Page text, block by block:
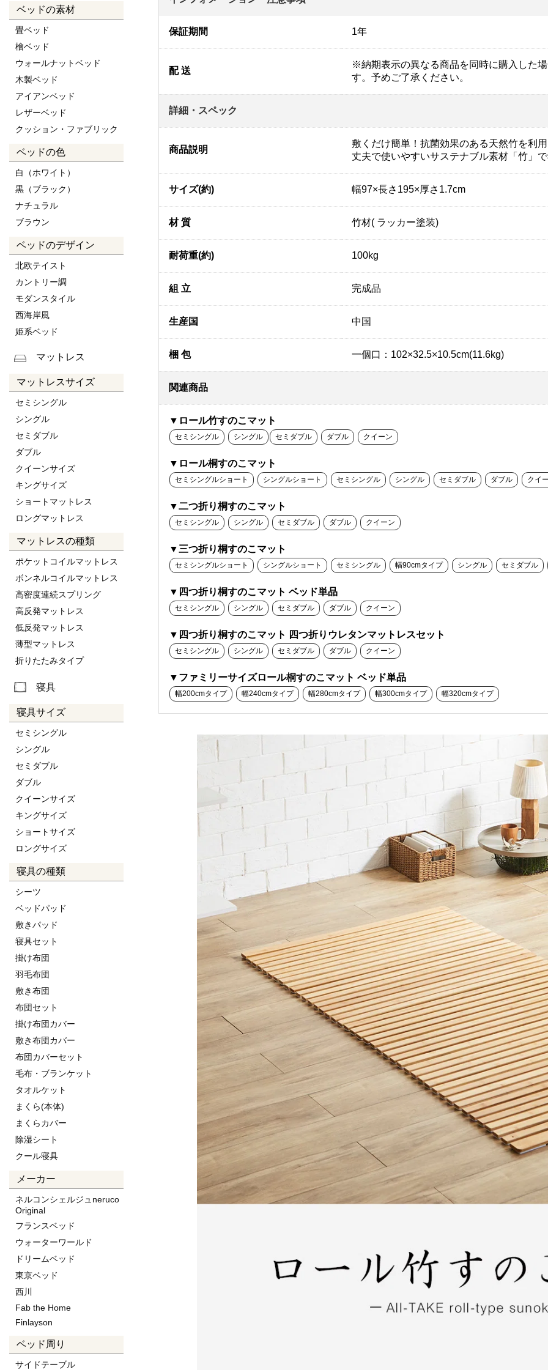
ベッドの素材
畳ベッド
檜ベッド
ウォールナットベッド
木製ベッド
アイアンベッド
レザーベッド
クッション・ファブリック
ベッドの色
白（ホワイト）
黒（ブラック）
ナチュラル
ブラウン
ベッドのデザイン
北欧テイスト
カントリー調
モダンスタイル
西海岸風
姫系ベッド
マットレス
マットレスサイズ
セミシングル
シングル
セミダブル
ダブル
クイーンサイズ
キングサイズ
ショートマットレス
ロングマットレス
マットレスの種類
ポケットコイルマットレス
ボンネルコイルマットレス
高密度連続スプリング
高反発マットレス
低反発マットレス
薄型マットレス
折りたたみタイプ
寝具
寝具サイズ
セミシングル
シングル
セミダブル
ダブル
クイーンサイズ
キングサイズ
ショートサイズ
ロングサイズ
寝具の種類
シーツ
ベッドパッド
敷きパッド
寝具セット
掛け布団
羽毛布団
敷き布団
布団セット
掛け布団カバー
敷き布団カバー
布団カバーセット
毛布・ブランケット
タオルケット
まくら(本体)
まくらカバー
除湿シート
クール寝具
メーカー
ネルコンシェルジュneruco
Original
フランスベッド
ウォーターワールド
ドリームベッド
東京ベッド
西川
Fab the Home
Finlayson
ベッド周り
サイドテーブル
保証期間 1年
配 送
※納期表示の異なる商品を同時に購入した
す。予めご了承ください。
詳細・スペック
商品説明
敷くだけ簡単！抗菌効果のある天然竹を利
丈夫で使いやすいサステナブル素材「竹」
サイズ(約) 幅97×長さ195×厚さ1.7cm
材 質 竹材( ラッカー塗装)
耐荷重(約) 100kg
組 立 完成品
生産国 中国
梱 包 一個口：102×32.5×10.5cm(11.6kg)
関連商品
▼ロール竹すのこマット
セミシングル シングル セミダブル ダブル クイーン
▼ロール桐すのこマット
セミシングルショート シングルショート セミシングル シングル セミダブル ダブル クイ
▼二つ折り桐すのこマット
セミシングル シングル セミダブル ダブル クイーン
▼三つ折り桐すのこマット
セミシングルショート シングルショート セミシングル 幅90cmタイプ シングル セミダブル
▼四つ折り桐すのこマット ベッド単品
セミシングル シングル セミダブル ダブル クイーン
▼四つ折り桐すのこマット 四つ折りウレタンマットレスセット
セミシングル シングル セミダブル ダブル クイーン
▼ファミリーサイズロール桐すのこマット ベッド単品
幅200cmタイプ 幅240cmタイプ 幅280cmタイプ 幅300cmタイプ 幅320cmタイプ